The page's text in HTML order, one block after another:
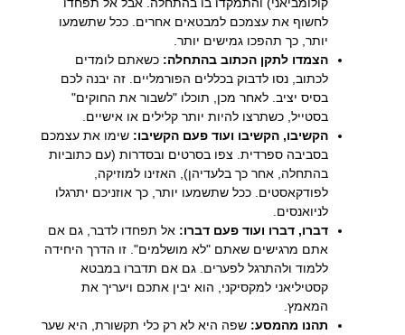
לחשוף את עצמכם למבטאים אחרים. ככל שתשמעו
יותר, כך תהפכו גמישים יותר.
הצמדו לתקן הכתוב בהתחלה: כשאתם לומדים
לכתוב, נסו לדבוק בכללים הפורמליים. זה יבנה לכם
בסיס יציב. לאחר מכן, תוכלו "לשבור את החוקים"
בסטייל, כשתרצו להיות יותר קלילים או אישיים.
הקשיבו, הקשיבו ועוד פעם הקשיבו: שימו את עצמכם
בסביבה ספרדית. צפו בסרטים ובסדרות (עם כתוביות
בהתחלה, אחר כך בלעדיהן), האזינו למוזיקה,
לפודקאסטים. ככל שתשמעו יותר, כך אוזניכם יתרגלו
לניואנסים.
דברו, דברו ועוד פעם דברו: אל תפחדו לדבר, גם אם
אתם מרגישים שאתם "לא מושלמים". זו הדרך היחידה
ללמוד ולהתרגל לפערים. גם אם תדברו במבטא
קסטיליאני למקסיקני, הוא יבין אתכם ויעריך את
המאמץ.
תהנו מהמסע: שפה היא לא רק כלי תקשורת, היא שער